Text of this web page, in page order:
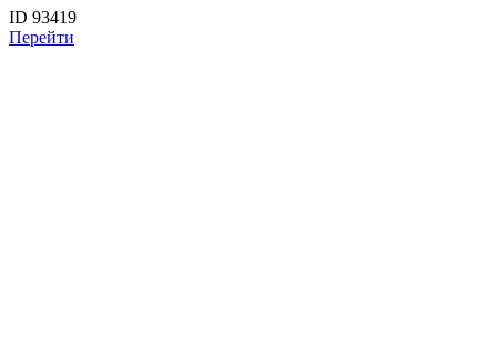
ID 93419
Перейти